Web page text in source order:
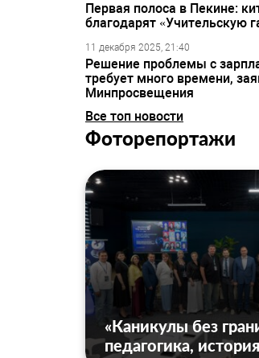
Первая полоса в Пекине:
благодарят «Учительскую
11 декабря 2025, 21:40
Решение проблемы с
требует много времени,
Минпросвещения
Все топ новости
Фоторепортажи
«Каникулы без
педагогика,